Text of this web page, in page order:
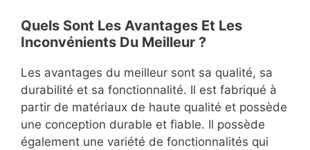
Quels Sont Les Avantages Et Les
Inconvénients Du Meilleur ?
Les avantages du meilleur sont sa qualité, sa
durabilité et sa fonctionnalité. Il est fabriqué à
partir de matériaux de haute qualité et possède
une conception durable et fiable. Il possède
également une variété de fonctionnalités qui